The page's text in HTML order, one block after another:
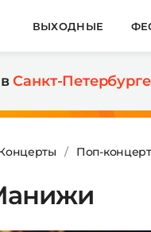
ВЫХОДНЫЕ
вСанкт-Петербурге
Поп-